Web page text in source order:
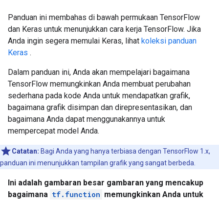
Panduan ini membahas di bawah permukaan TensorFlow
dan Keras untuk menunjukkan cara kerja TensorFlow. Jika
Anda ingin segera memulai Keras, lihat koleksi panduan
Keras .
Dalam panduan ini, Anda akan mempelajari bagaimana
TensorFlow memungkinkan Anda membuat perubahan
sederhana pada kode Anda untuk mendapatkan grafik,
bagaimana grafik disimpan dan direpresentasikan, dan
bagaimana Anda dapat menggunakannya untuk
mempercepat model Anda.
Catatan: Bagi Anda yang hanya terbiasa dengan TensorFlow 1.x,
panduan ini menunjukkan tampilan grafik yang sangat berbeda.
Ini adalah gambaran besar gambaran yang mencakup
bagaimana tf.function memungkinkan Anda untuk